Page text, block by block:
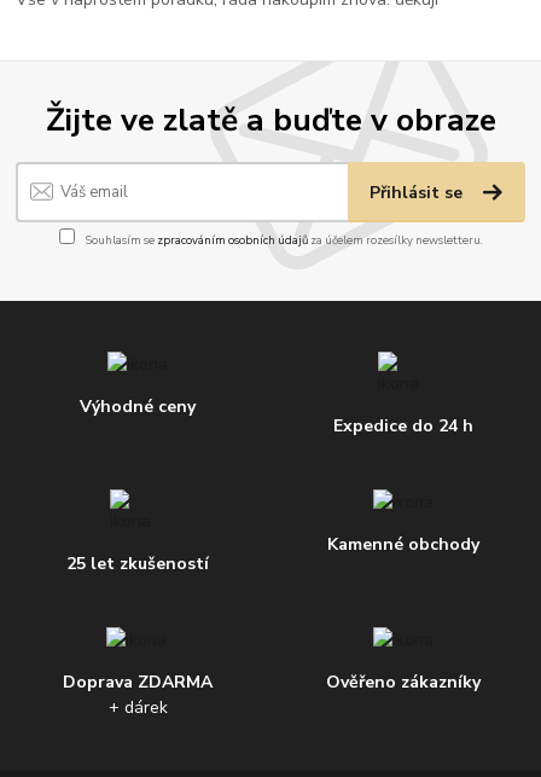
Žijte ve zlatě a buďte v obraze
Přihlásit se
Souhlasím se zpracováním osobních údajůza účelem rozesílky newsletteru.
Výhodné ceny
Expedice do 24 h
25 let zkušeností
Kamenné obchody
Doprava ZDARMA
+ dárek
Ověřeno zákazníky